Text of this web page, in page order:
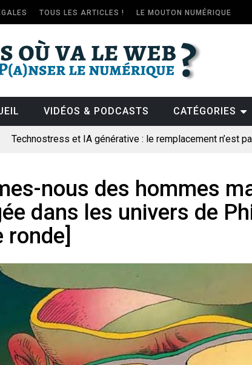
TOUS LES ARTICLES ! LE MOUTON NUMÉRIQUE
VIDÉOS & PODCASTS CATÉGORIES
Technostress et IA générative : le remplacement n’est
Le consultant : une lecture sociologique
Artemis II : objectif nul
Quand Mistral veut moraliser le pillage
Commentaire sur la polémique des perroquets
Les syndicats, (tout) contre l’IA
En Seine-et-Marne, le projet de Campus IA doit sortir
unien »
Addendum sur les machines à laver, et l’intelligence
La vaste blague du macronisme crypto-spatial
nous des hommes
dans les univers de
ronde]